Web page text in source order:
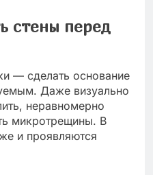
стены перед
— сделать основание
Даже визуально
неравномерно
микротрещины. В
и проявляются